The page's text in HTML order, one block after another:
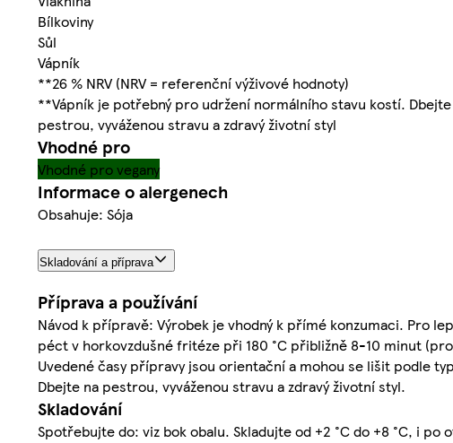
Bílkoviny
Sůl
Vápník
**26 % NRV (NRV = referenční výživové hodnoty)
**Vápník je potřebný pro udržení normálního stavu kostí.
pestrou, vyváženou stravu a zdravý životní styl
Vhodné pro
Vhodné pro vegany
Informace o alergenech
Obsahuje: Sója
Skladování a příprava
Příprava a používání
Návod k přípravě: Výrobek je vhodný k přímé konzumaci. Pro
péct v horkovzdušné fritéze při 180 °C přibližně 8-10 minut
Uvedené časy přípravy jsou orientační a mohou se lišit podle
Dbejte na pestrou, vyváženou stravu a zdravý životní styl.
Skladování
Spotřebujte do: viz bok obalu. Skladujte od +2 °C do +8 °C, i